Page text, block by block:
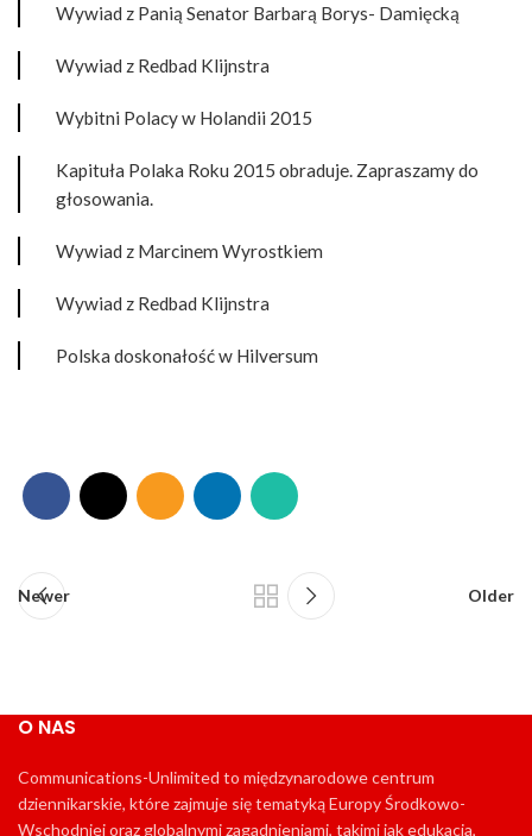
Wywiad z Panią Senator Barbarą Borys- Damięcką
Wywiad z Redbad Klijnstra
Wybitni Polacy w Holandii 2015
Kapituła Polaka Roku 2015 obraduje. Zapraszamy do
głosowania.
Wywiad z Marcinem Wyrostkiem
Wywiad z Redbad Klijnstra
Polska doskonałość w Hilversum
Newer Older
O NAS
Communications-Unlimited to międzynarodowe centrum
dziennikarskie, które zajmuje się tematyką Europy Środkowo-
Wschodniej oraz globalnymi zagadnieniami, takimi jak edukacja,